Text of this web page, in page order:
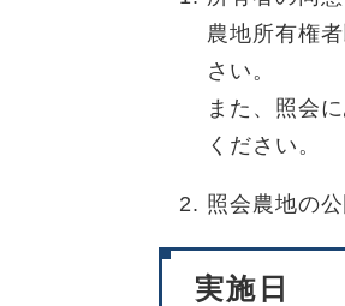
農地所有権
さい。
また、照会
ください。
照会農地の
実施日